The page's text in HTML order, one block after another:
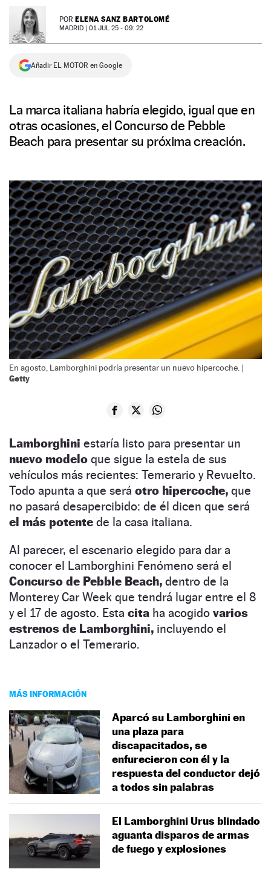
NEWSLETTER POR ELENA SANZ BARTOLOMÉ
MADRID | 01 JUL 25 - 09: 22
Añadir EL MOTOR en Google
La marca italiana habría elegido, igual que en
otras ocasiones, el Concurso de Pebble
Beach para presentar su próxima creación.
En agosto, Lamborghini podría presentar un nuevo hipercoche. |
Getty
Lamborghini estaría listo para presentar un
nuevo modelo que sigue la estela de sus
vehículos más recientes: Temerario y Revuelto.
Todo apunta a que será otro hipercoche, que
no pasará desapercibido: de él dicen que será
el más potente de la casa italiana.
Al parecer, el escenario elegido para dar a
conocer el Lamborghini Fenómeno será el
Concurso de Pebble Beach, dentro de la
Monterey Car Week que tendrá lugar entre el 8
y el 17 de agosto. Esta cita ha acogido varios
estrenos de Lamborghini, incluyendo el
Lanzador o el Temerario.
MÁS INFORMACIÓN
Aparcó su Lamborghini en
una plaza para
discapacitados, se
enfurecieron con él y la
respuesta del conductor dejó
a todos sin palabras
El Lamborghini Urus blindado
aguanta disparos de armas
de fuego y explosiones